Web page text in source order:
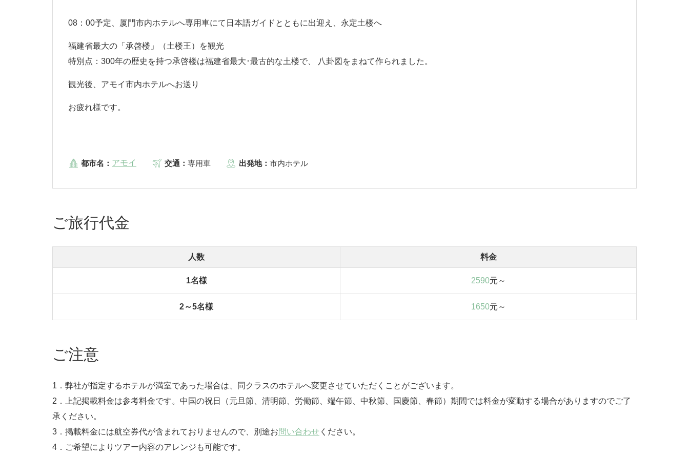
08：00予定、厦門市内ホテルへ専用車にて日本語ガイドとともに出迎え、永定土楼へ
福建省最大の「承啓楼」（土楼王）を観光
特別点：300年の歴史を持つ承啓楼は福建省最大･最古的な土楼で、 八卦図をまねて作られました。
観光後、アモイ市内ホテルへお送り
お疲れ様です。
都市名： アモイ 交通： 専用車 出発地： 市内ホテル
ご旅行代金
人数 料金
1名様 2590元～
2～5名様 1650元～
ご注意
1．弊社が指定するホテルが満室であった場合は、同クラスのホテルへ変更させていただくことがございます。
2．上記掲載料金は参考料金です。中国の祝日（元旦節、清明節、労働節、端午節、中秋節、国慶節、春節）期間では料金が変動する場合がありますのでご了
承ください。
3．掲載料金には航空券代が含まれておりませんので、別途お問い合わせ ください。
4．ご希望によりツアー内容のアレンジも可能です。